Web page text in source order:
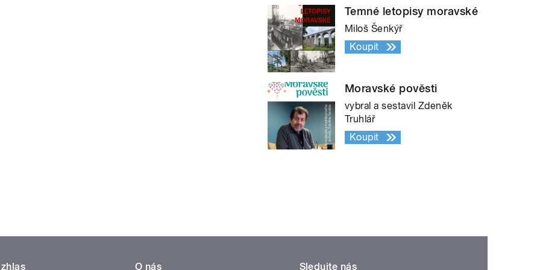
Temné letopisy moravské
Miloš Šenkýř
Koupit
Moravské pověsti
vybral a sestavil Zdeněk
Truhlář
Koupit
O nás Sledujte nás